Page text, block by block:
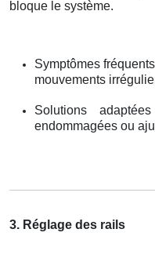
bloque le système.
Symptômes
mouvements
Solutions
endommagées ou
3. Réglage des rails